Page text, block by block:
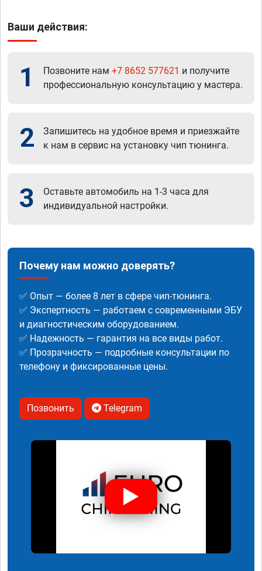
Ваши действия:
1 Позвоните нам +7 8652 577621 и получите
профессиональную консультацию у мастера.
2
Запишитесь на удобное время и приезжайте
к нам в сервис на установку чип тюнинга.
3
Оставьте автомобиль на 1-3 часа для
индивидуальной настройки.
Почему нам можно доверять?
✅ Опыт — более 8 лет в сфере чип-тюнинга.
✅ Экспертность — работаем с современными ЭБУ
и диагностическим оборудованием.
✅ Надежность — гарантия на все виды работ.
✅ Прозрачность — подробные консультации по
телефону и фиксированные цены.
Позвонить Telegram